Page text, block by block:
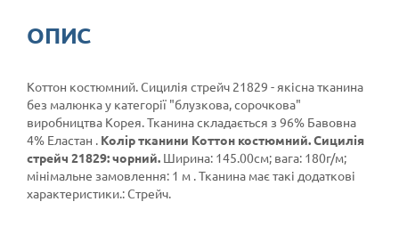
ОПИС
Коттон костюмний. Сицилія стрейч 21829 - якісна тканина
без малюнка у категорії "блузкова, сорочкова"
виробництва Корея. Тканина складається з 96% Бавовна
4% Еластан . Колір тканини Коттон костюмний. Сицилія
стрейч 21829: чорний. Ширина: 145.00см; вага: 180г/м;
мінімальне замовлення: 1 м . Тканина має такі додаткові
характеристики.: Стрейч.